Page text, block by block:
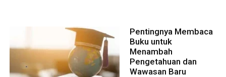
Pentingnya Membaca
Buku untuk
Menambah
Pengetahuan dan
Wawasan Baru